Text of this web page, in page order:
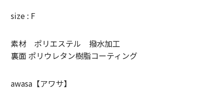
URU TOKYO【ウル トーキョー】
WEST’S OVERALLS【ウエストオーバーオールズ】
ITEM
size : F
素材 ポリエステル 撥水加工
裏面 ポリウレタン樹脂コーティング
awasa【アワサ】